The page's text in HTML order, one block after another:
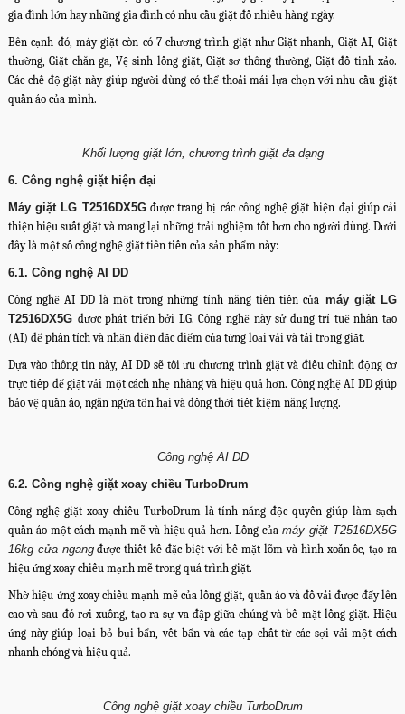
gia đình lớn hay những gia đình có nhu cầu giặt đồ nhiều hàng ngày.
Bên cạnh đó, máy giặt còn có 7 chương trình giặt như Giặt nhanh, Giặt AI, Giặt
thường, Giặt chăn ga, Vệ sinh lồng giặt, Giặt sơ thông thường, Giặt đồ tinh xảo.
Các chế độ giặt này giúp người dùng có thể thoải mái lựa chọn với nhu cầu giặt
quần áo của mình.
Khối lượng giặt lớn, chương trình giặt đa dạng
6. Công nghệ giặt hiện đại
Máy giặt LG T2516DX5Gđược trang bị các công nghệ giặt hiện đại giúp cải
thiện hiệu suất giặt và mang lại những trải nghiệm tốt hơn cho người dùng. Dưới
đây là một số công nghệ giặt tiên tiến của sản phẩm này:
6.1. Công nghệ AI DD
Công nghệ AI DD là một trong những tính năng tiên tiến của máy giặt LG
T2516DX5G được phát triển bởi LG. Công nghệ này sử dụng trí tuệ nhân tạo
(AI) để phân tích và nhận diện đặc điểm của từng loại vải và tải trọng giặt.
Dựa vào thông tin này, AI DD sẽ tối ưu chương trình giặt và điều chỉnh động cơ
trực tiếp để giặt vải một cách nhẹ nhàng và hiệu quả hơn. Công nghệ AI DD giúp
bảo vệ quần áo, ngăn ngừa tổn hại và đồng thời tiết kiệm năng lượng.
Công nghệ AI DD
6.2. Công nghệ giặt xoay chiều TurboDrum
Công nghệ giặt xoay chiều TurboDrum là tính năng độc quyền giúp làm sạch
quần áo một cách mạnh mẽ và hiệu quả hơn. Lồng củamáy giặt T2516DX5G
16kg cửa ngangđược thiết kế đặc biệt với bề mặt lõm và hình xoắn ốc, tạo ra
hiệu ứng xoay chiều mạnh mẽ trong quá trình giặt.
Nhờ hiệu ứng xoay chiều mạnh mẽ của lồng giặt, quần áo và đồ vải được đẩy lên
cao và sau đó rơi xuống, tạo ra sự va đập giữa chúng và bề mặt lồng giặt. Hiệu
ứng này giúp loại bỏ bụi bẩn, vết bẩn và các tạp chất từ các sợi vải một cách
nhanh chóng và hiệu quả.
Công nghệ giặt xoay chiều TurboDrum